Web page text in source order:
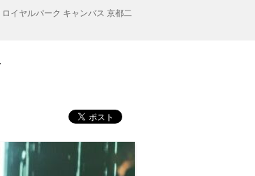
ロイヤルパーク キャンバス 京都二